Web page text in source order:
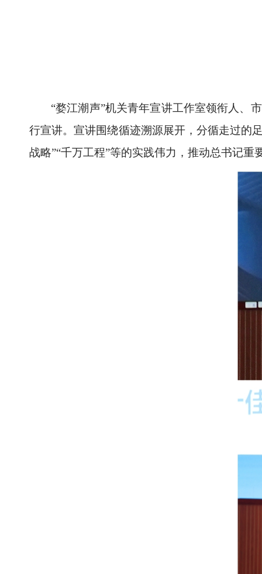
“婺江潮声”机关青年宣讲工作室领衔人、
行宣讲。宣讲围绕循迹溯源展开，分循走过的
战略”“千万工程”等的实践伟力，推动总书记重